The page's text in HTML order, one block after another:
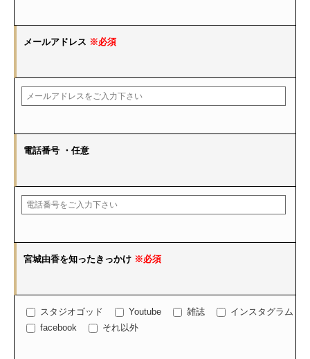
メールアドレス ※必須
電話番号 ・任意
宮城由香を知ったきっかけ ※必須
スタジオゴッド Youtube 雑誌
インスタグラム
facebook
それ以外